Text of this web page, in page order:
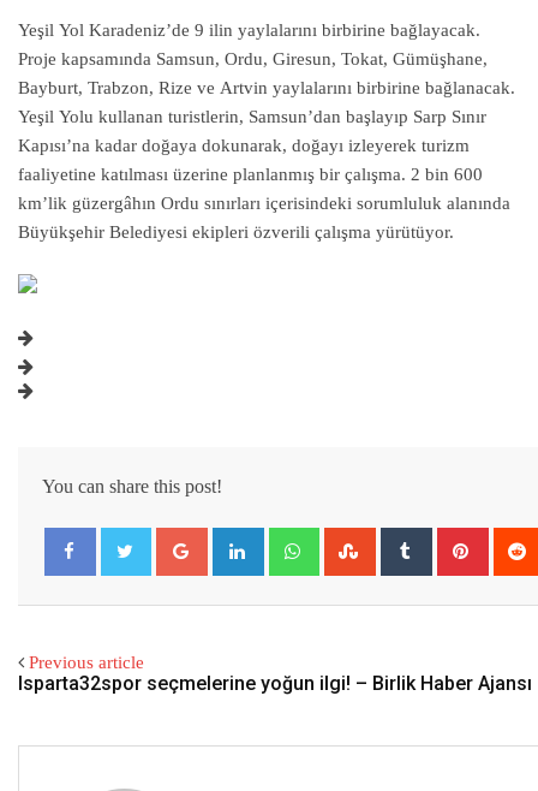
Yeşil Yol Karadeniz’de 9 ilin yaylalarını birbirine bağlayacak.
Proje kapsamında Samsun, Ordu, Giresun, Tokat, Gümüşhane,
Bayburt, Trabzon, Rize ve Artvin yaylalarını birbirine bağlanacak.
Yeşil Yolu kullanan turistlerin, Samsun’dan başlayıp Sarp Sınır
Kapısı’na kadar doğaya dokunarak, doğayı izleyerek turizm
faaliyetine katılması üzerine planlanmış bir çalışma. 2 bin 600
km’lik güzergâhın Ordu sınırları içerisindeki sorumluluk alanında
Büyükşehir Belediyesi ekipleri özverili çalışma yürütüyor.
You can share this post!
Previous article
Isparta32spor seçmelerine yoğun ilgi! – Birlik Haber Ajansı